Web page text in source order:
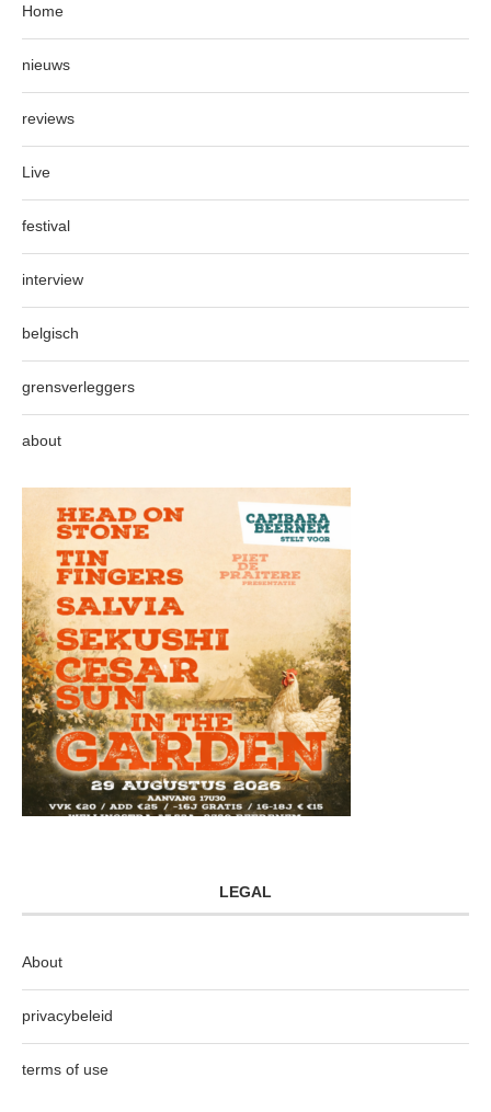
Home
nieuws
reviews
Live
festival
interview
belgisch
grensverleggers
about
LEGAL
About
privacybeleid
terms of use